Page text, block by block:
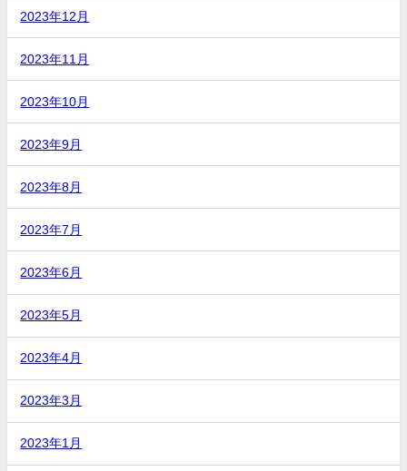
2023年12月
2023年11月
2023年10月
2023年9月
2023年8月
2023年7月
2023年6月
2023年5月
2023年4月
2023年3月
2023年1月